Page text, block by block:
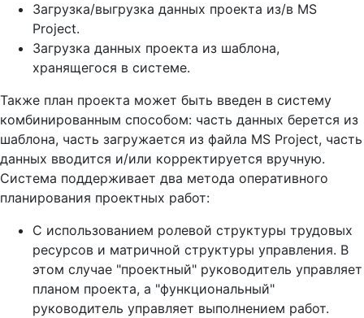
Загрузка/выгрузка данных проекта из/в MS
Project.
Загрузка данных проекта из шаблона,
хранящегося в системе.
Также план проекта может быть введен в систему
комбинированным способом: часть данных берется из
шаблона, часть загружается из файла MS Project, часть
данных вводится и/или корректируется вручную.
Система поддерживает два метода оперативного
планирования проектных работ:
С использованием ролевой структуры трудовых
ресурсов и матричной структуры управления. В
этом случае "проектный" руководитель управляет
планом проекта, а "функциональный"
руководитель управляет выполнением работ.